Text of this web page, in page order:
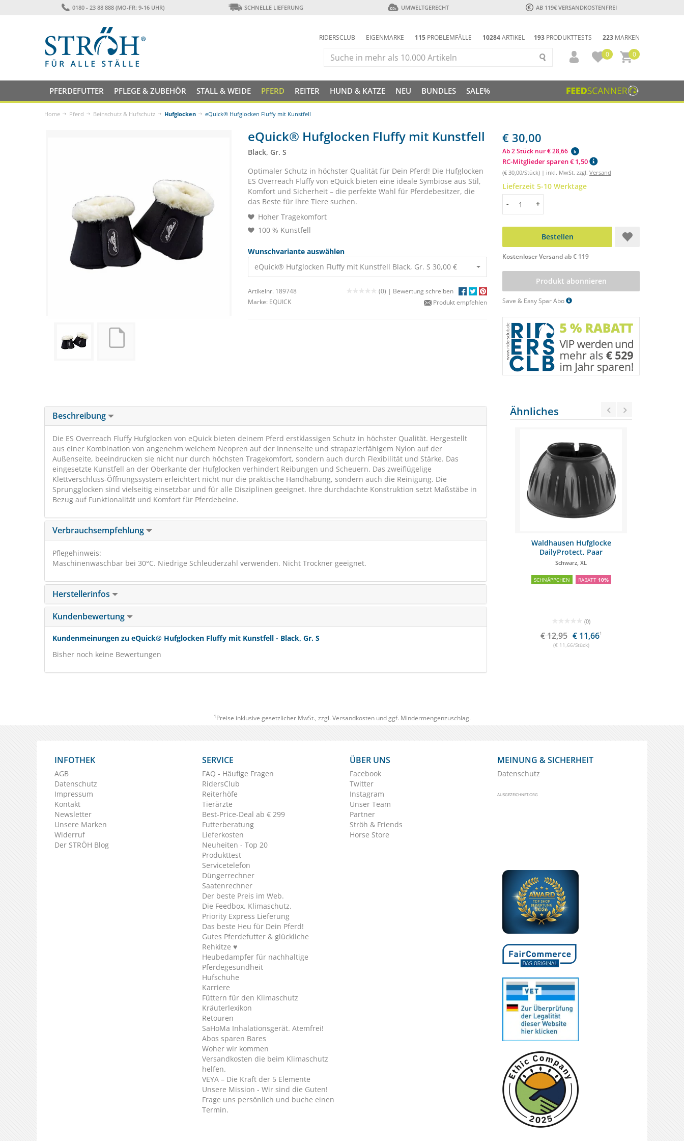
0180 - 23 88 888 (MO-FR: 9-16 UHR) SCHNELLE LIEFERUNG UMWELTGERECHT AB 119€ VERSANDKOSTENFREI
193 PRODUKTTESTS 223 MARKEN
RIDERSCLUB EIGENMARKE 115 PROBLEMFÄLLE 10284ARTIKEL
0
0
PFERDEFUTTER PFLEGE & ZUBEHÖR STALL & WEIDE PFERD REITER HUND & KATZE NEU BUNDLES SALE%
Home Pferd Beinschutz & Hufschutz Hufglocken eQuick® Hufglocken Fluffy mit Kunstfell
eQuick® Hufglocken Fluffy mit Kunstfell
Black, Gr. S
Optimaler Schutz in höchster Qualität für Dein Pferd! Die Hufglocken
ES Overreach Fluffy von eQuick bieten eine ideale Symbiose aus Stil,
Komfort und Sicherheit – die perfekte Wahl für Pferdebesitzer, die
das Beste für ihre Tiere suchen.
Hoher Tragekomfort
100 % Kunstfell
Wunschvariante auswählen
eQuick® Hufglocken Fluffy mit Kunstfell Black, Gr. S 30,00 €
Artikelnr. 189748 (0) | Bewertung schreiben
Marke: EQUICK Produkt empfehlen
€ 30,00
Ab 2 Stück nur € 28,66 k
RC-Mitglieder sparen € 1,50
(€ 30,00/Stück) | inkl. MwSt. zzgl. Versand
Lieferzeit 5-10 Werktage
Menge
- +
Bestellen
Kostenloser Versand ab € 119
Produkt abonnieren
Save & Easy Spar Abo
Beschreibung
Die ES Overreach Fluffy Hufglocken von eQuick bieten deinem Pferd erstklassigen Schutz in höchster Qualität. Hergestellt
aus einer Kombination von angenehm weichem Neopren auf der Innenseite und strapazierfähigem Nylon auf der
Außenseite, beeindrucken sie nicht nur durch höchsten Tragekomfort, sondern auch durch Flexibilität und Stärke. Das
eingesetzte Kunstfell an der Oberkante der Hufglocken verhindert Reibungen und Scheuern. Das zweiflügelige
Klettverschluss-Öffnungssystem erleichtert nicht nur die praktische Handhabung, sondern auch die Reinigung. Die
Sprungglocken sind vielseitig einsetzbar und für alle Disziplinen geeignet. Ihre durchdachte Konstruktion setzt Maßstäbe in
Bezug auf Funktionalität und Komfort für Pferdebeine.
Verbrauchsempfehlung
Pflegehinweis:
Maschinenwaschbar bei 30°C. Niedrige Schleuderzahl verwenden. Nicht Trockner geeignet.
Herstellerinfos
Kundenbewertung
Kundenmeinungen zu eQuick® Hufglocken Fluffy mit Kunstfell - Black, Gr. S
Bisher noch keine Bewertungen
Ähnliches
Hufglocken COMFY
SCHNÄPPCHEN RABATT10%
Waldhausen Hufglocke
DailyProtect, Paar
Schwarz, XL
SCHNÄPPCHEN RABATT 10%
(0)
€ 12,95 € 11,661
(€ 11,66/Stück)
1 Preise inklusive gesetzlicher MwSt., zzgl. Versandkostenund ggf. Mindermengenzuschlag.
INFOTHEK
AGB
Datenschutz
Impressum
Kontakt
Newsletter
Unsere Marken
Widerruf
Der STRÖH Blog
SERVICE
FAQ - Häufige Fragen
RidersClub
Reiterhöfe
Tierärzte
Best-Price-Deal ab € 299
Futterberatung
Lieferkosten
Neuheiten - Top 20
Produkttest
Servicetelefon
Düngerrechner
Saatenrechner
Der beste Preis im Web.
Die Feedbox. Klimaschutz.
Priority Express Lieferung
Das beste Heu für Dein Pferd!
Gutes Pferdefutter & glückliche
Rehkitze ♥
Heubedampfer für nachhaltige
Pferdegesundheit
Hufschuhe
Karriere
Füttern für den Klimaschutz
Kräuterlexikon
Retouren
SaHoMa Inhalationsgerät. Atemfrei!
Abos sparen Bares
Woher wir kommen
Versandkosten die beim Klimaschutz
helfen.
VEYA – Die Kraft der 5 Elemente
Unsere Mission - Wir sind die Guten!
Frage uns persönlich und buche einen
Termin.
ÜBER UNS
Facebook
Twitter
Instagram
Unser Team
Partner
Ströh & Friends
Horse Store
MEINUNG & SICHERHEIT
Datenschutz
AUSGEZEICHNET.ORG